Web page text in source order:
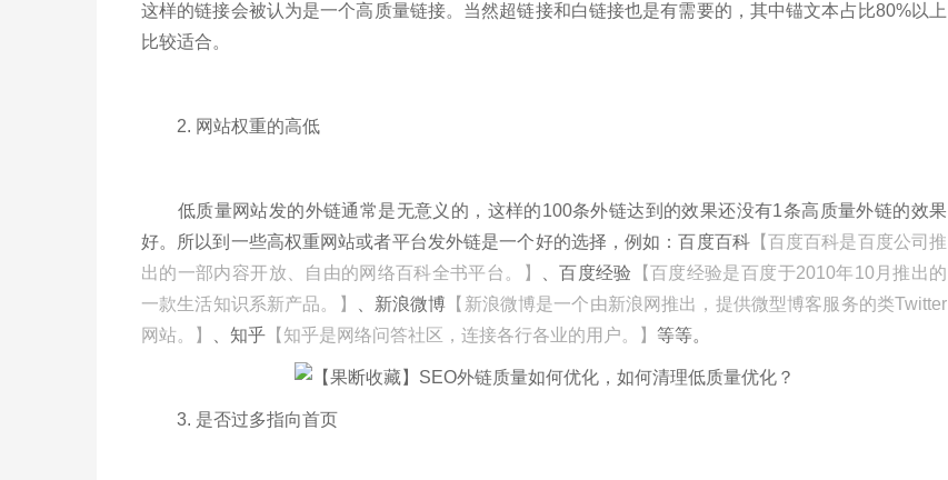
这样的链接会被认为是一个高质量链接。当然超链接和白链接也是有需要的，其中锚文本占比80%以上
比较适合。
2. 网站权重的高低
低质量网站发的外链通常是无意义的，这样的100条外链达到的效果还没有1条高质量外链的效果
好。所以到一些高权重网站或者平台发外链是一个好的选择，例如：百度百科【百度百科是百度公司推
出的一部内容开放、自由的网络百科全书平台。】
、百度经验 【百度经验是百度于2010年10月推出的
一款生活知识系新产品。】
、新浪微博 【新浪微博是一个由新浪网推出，提供微型博客服务的类Twitter
网站。】
、知乎 【知乎是网络问答社区，连接各行各业的用户。】 等等。
3. 是否过多指向首页